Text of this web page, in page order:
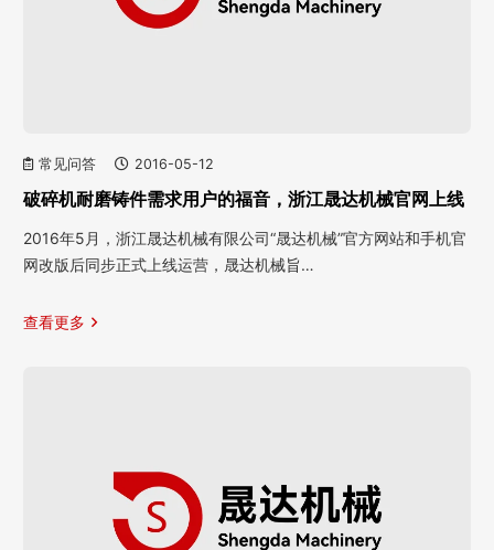
常见问答 2016-05-12
破碎机耐磨铸件需求用户的福音，浙江晟达机械官网上线
2016年5月，浙江晟达机械有限公司“晟达机械”官方网站和手机官
网改版后同步正式上线运营，晟达机械旨…
查看更多